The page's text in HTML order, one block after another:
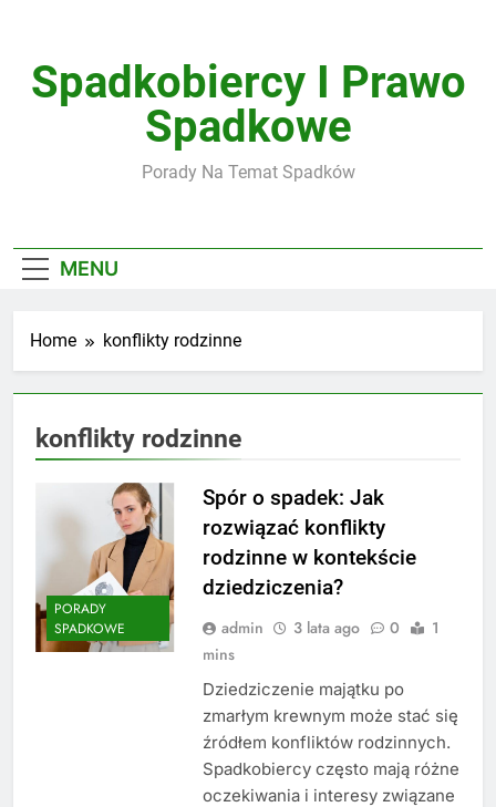
contentSpadkobiercy I Prawo
Spadkowe
Porady Na Temat Spadków
MENU
Home konflikty rodzinne
konflikty rodzinne
PORADY
SPADKOWE
Spór o spadek: Jak
rozwiązać konflikty
rodzinne w kontekście
dziedziczenia?
admin 3 lata ago 0
1
mins
Dziedziczenie majątku po
zmarłym krewnym może stać się
źródłem konfliktów rodzinnych.
Spadkobiercy często mają różne
oczekiwania i interesy związane